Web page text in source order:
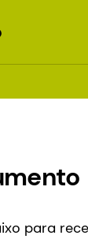
para